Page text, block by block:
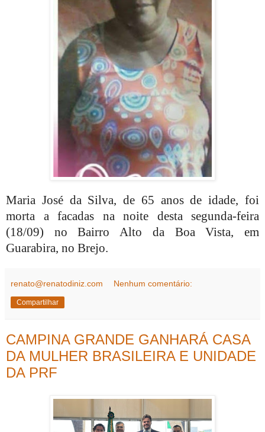
Maria José da Silva, de 65 anos de idade, foi
morta a facadas na noite desta segunda-feira
(18/09) no Bairro Alto da Boa Vista, em
Guarabira, no Brejo.
renato@renatodiniz.com Nenhum comentário:
Compartilhar
CAMPINA GRANDE GANHARÁ CASA
DA MULHER BRASILEIRA E UNIDADE
DA PRF